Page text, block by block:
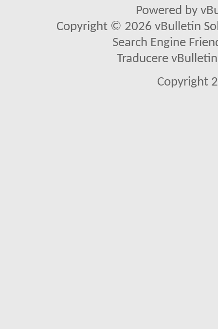
Powered by
Copyright © 2026 vBulletin
Search Engine
Traducere
Copyright